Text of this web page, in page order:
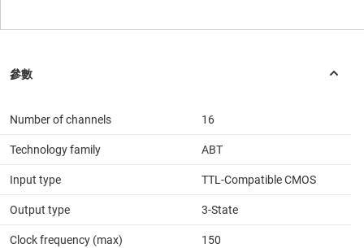
Number of channels 16
Technology family ABT
Input type TTL-Compatible CMOS
Output type 3-State
Clock frequency (max)
150